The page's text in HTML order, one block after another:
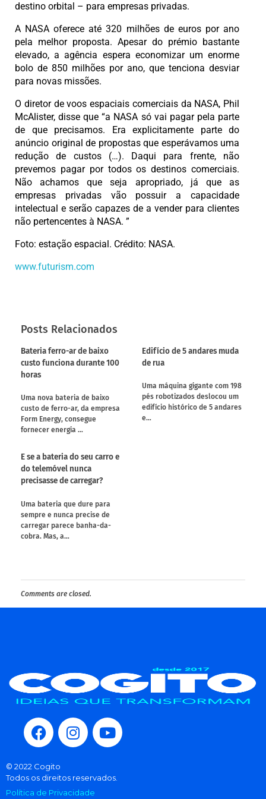
destino orbital – para empresas privadas.
A NASA oferece até 320 milhões de euros por ano
pela melhor proposta. Apesar do prémio bastante
elevado, a agência espera economizar um enorme
bolo de 850 milhões por ano, que tenciona desviar
para novas missões.
O diretor de voos espaciais comerciais da NASA, Phil
McAlister, disse que “a NASA só vai pagar pela parte
de que precisamos. Era explicitamente parte do
anúncio original de propostas que esperávamos uma
redução de custos (…). Daqui para frente, não
prevemos pagar por todos os destinos comerciais.
Não achamos que seja apropriado, já que as
empresas privadas vão possuir a capacidade
intelectual e serão capazes de a vender para clientes
não pertencentes à NASA. ”
Foto: estação espacial. Crédito: NASA.
www.futurism.com
Posts Relacionados
Bateria ferro-ar de baixo
custo funciona durante 100
horas
Uma nova bateria de baixo
custo de ferro-ar, da empresa
Form Energy, consegue
fornecer energia …
Edifício de 5 andares muda
de rua
Uma máquina gigante com 198
pés robotizados deslocou um
edifício histórico de 5 andares
e…
E se a bateria do seu carro e
do telemóvel nunca
precisasse de carregar?
Uma bateria que dure para
sempre e nunca precise de
carregar parece banha-da-
cobra. Mas, a…
Comments are closed.
© 2022 Cogito
Todos os direitos reservados.
Política de Privacidade